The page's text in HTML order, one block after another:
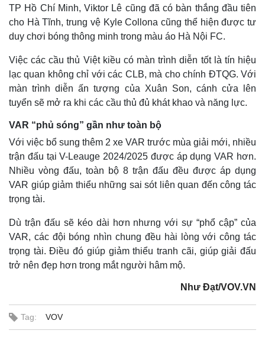
TP Hồ Chí Minh, Viktor Lê cũng đã có bàn thắng đầu tiên
cho Hà Tĩnh, trung vệ Kyle Collona cũng thể hiện được tư
duy chơi bóng thông minh trong màu áo Hà Nội FC.
Việc các cầu thủ Việt kiều có màn trình diễn tốt là tín hiệu
lạc quan không chỉ với các CLB, mà cho chính ĐTQG. Với
màn trình diễn ấn tượng của Xuân Son, cánh cửa lên
tuyển sẽ mở ra khi các cầu thủ đủ khát khao và năng lực.
VAR “phủ sóng” gần như toàn bộ
Với việc bổ sung thêm 2 xe VAR trước mùa giải mới, nhiều
trận đấu tại V-Leauge 2024/2025 được áp dụng VAR hơn.
Nhiều vòng đấu, toàn bộ 8 trận đấu đều được áp dụng
VAR giúp giảm thiểu những sai sót liên quan đến công tác
trọng tài.
Dù trận đấu sẽ kéo dài hơn nhưng với sự “phổ cập” của
VAR, các đội bóng nhìn chung đều hài lòng với công tác
trọng tài. Điều đó giúp giảm thiểu tranh cãi, giúp giải đấu
trở nên đẹp hơn trong mắt người hâm mộ.
Như Đạt/VOV.VN
Tag: VOV